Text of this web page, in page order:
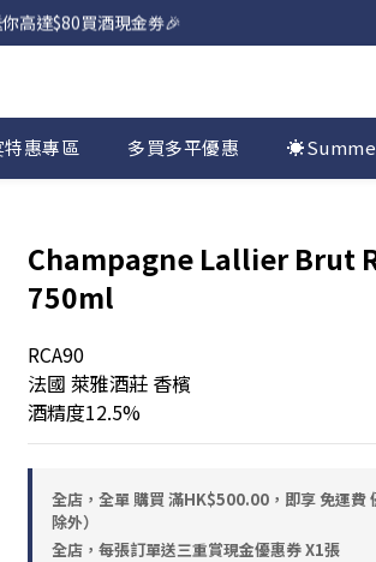
服務📦
服務📦
惠專區 多買多平優惠
Champagne Lallier Brut
750ml
RCA90
法國 萊雅酒莊 香檳
酒精度12.5%
全店，全單 購買 滿HK$500.00，即享 免運費
除外）
全店，每張訂單送三重賞現金優惠券 X1張